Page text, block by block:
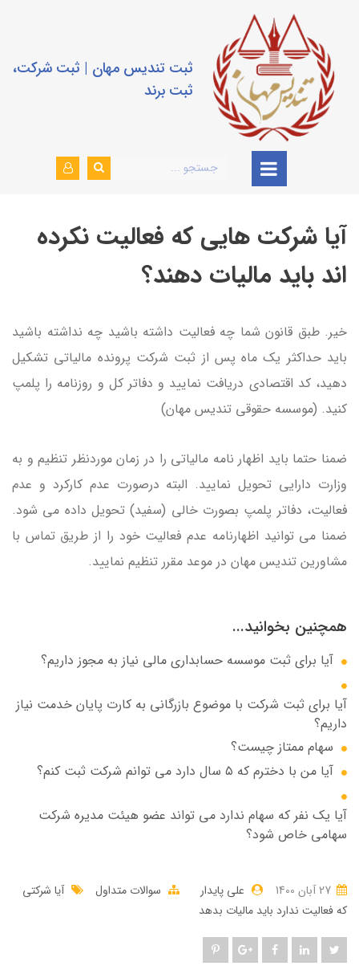
ثبت تندیس مهان | ثبت شرکت،
ثبت برند
آیا شرکت هایی که فعالیت نکرده
اند باید مالیات دهند؟
خیر. طبق قانون شما چه فعالیت داشته باشید چه نداشته باشید
باید حداکثر یک ماه پس از ثبت شرکت پرونده مالیاتی تشکیل
دهید، کد اقتصادی دریافت نمایید و دفاتر کل و روزنامه را پلمپ
کنید. (موسسه حقوقی تندیس مهان)
ضمنا حتما باید اظهار نامه مالیاتی را در زمان موردنظر تنظیم و به
وزارت دارایی تحویل نمایید. البته درصورت عدم کارکرد و عدم
فعالیت، دفاتر پلمپ بصورت خالی (سفید) تحویل داده می شود.
ضمنا می توانید اظهارنامه عدم فعالیت خود را از طریق تماس با
مشاورین تندیس مهان در موعد مقرر تنظیم نمایید.
همچنین بخوانید...
آیا برای ثبت موسسه حسابداری مالی نیاز به مجوز داریم؟
آیا برای ثبت شرکت با موضوع بازرگانی به کارت پایان خدمت نیاز
داریم؟
سهام ممتاز چیست؟
آیا من با دخترم که ۵ سال دارد می توانم شرکت ثبت کنم؟
آیا یک نفر که سهام ندارد می تواند عضو هیئت مدیره شرکت
سهامی خاص شود؟
علی پایدار سوالات متداول
آیا شرکتی
که فعالیت ندارد باید مالیات بدهد